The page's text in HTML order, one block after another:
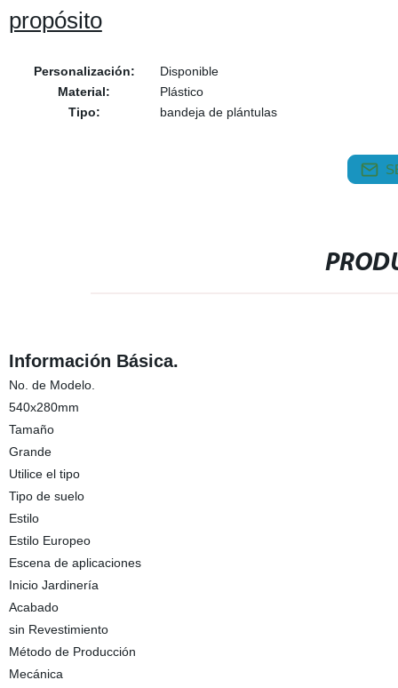
propósito
Personalización:
Disponible
Material:
Plástico
Tipo:
bandeja de plántulas
Información Básica.
No. de Modelo.
540x280mm
Tamaño
Grande
Utilice el tipo
Tipo de suelo
Estilo
Estilo Europeo
Escena de aplicaciones
Inicio Jardinería
Acabado
sin Revestimiento
Método de Producción
Mecánica